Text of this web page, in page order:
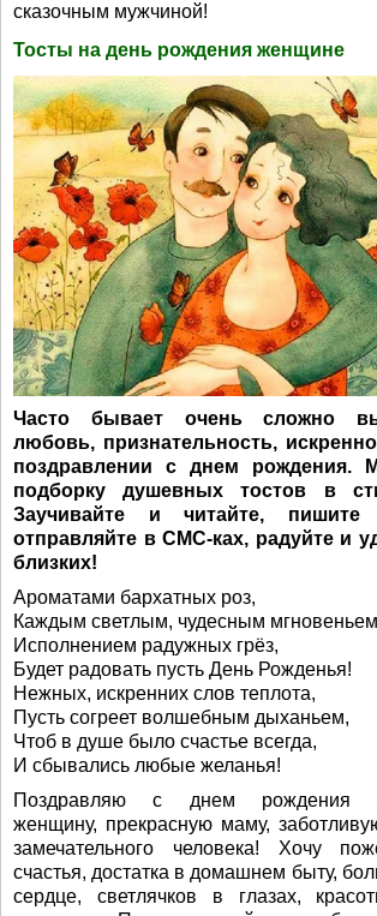
сказочным мужчиной!
Тосты на день рождения женщине
Часто бывает очень сложно
любовь, признательность,
поздравлении с днем рождения.
подборку душевных тостов в
Заучивайте и читайте, пишите
отправляйте в СМС-ках, радуйте и
близких!
Ароматами бархатных роз,
Каждым светлым, чудесным
Исполнением радужных грёз,
Будет радовать пусть День Рожденья!
Нежных, искренних слов теплота,
Пусть согреет волшебным дыханьем,
Чтоб в душе было счастье всегда,
И сбывались любые желанья!
Поздравляю с днем рождения
женщину, прекрасную маму,
замечательного человека! Хочу
счастья, достатка в домашнем быту,
сердце, светлячков в глазах,